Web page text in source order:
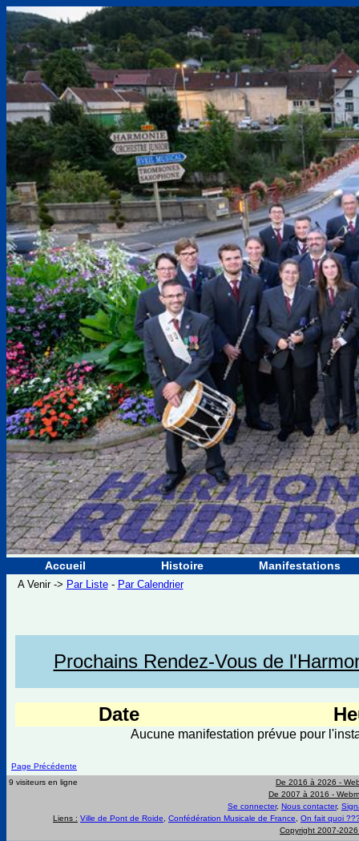
Accueil Histoire Manifestations
A Venir -> Par Liste- Par Calendrier
Prochains Rendez-Vous de
Date
Aucune manifestation prévue pour
Page Précédente
9 visiteurs en ligne
De 2016 à 2026 -
De 2007 à 2016 -
Se connecter, Nous contacter,
Liens : Ville de Pont de Roide Confédération Musicale de France
On fait quoi
Copyright 2007-